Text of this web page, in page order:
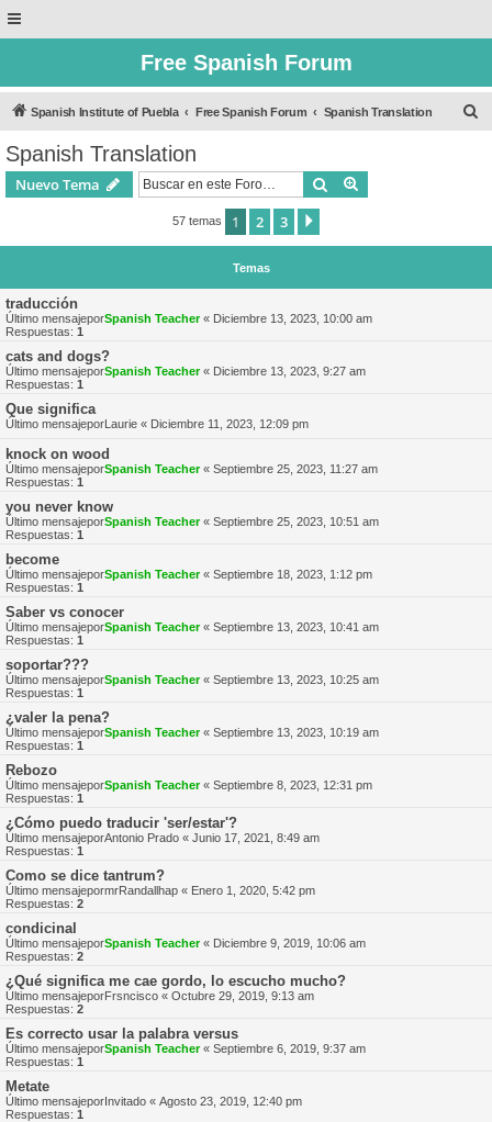
Free Spanish Forum
Spanish Institute of Puebla Free Spanish Forum Spanish Translation
Spanish Translation
Nuevo Tema Buscar
57 temas 1 2 3
Temas
traducción
Último mensajeporSpanish Teacher« Diciembre 13, 2023, 10:00 am
Respuestas: 1
cats and dogs?
Último mensajeporSpanish Teacher« Diciembre 13, 2023, 9:27 am
Respuestas: 1
Que significa
Último mensajeporLaurie « Diciembre 11, 2023, 12:09 pm
knock on wood
Último mensajeporSpanish Teacher« Septiembre 25, 2023, 11:27 am
Respuestas: 1
you never know
Último mensajeporSpanish Teacher« Septiembre 25, 2023, 10:51 am
Respuestas: 1
become
Último mensajeporSpanish Teacher« Septiembre 18, 2023, 1:12 pm
Respuestas: 1
Saber vs conocer
Último mensajeporSpanish Teacher« Septiembre 13, 2023, 10:41 am
Respuestas: 1
soportar???
Último mensajeporSpanish Teacher« Septiembre 13, 2023, 10:25 am
Respuestas: 1
¿valer la pena?
Último mensajeporSpanish Teacher« Septiembre 13, 2023, 10:19 am
Respuestas: 1
Rebozo
Último mensajeporSpanish Teacher« Septiembre 8, 2023, 12:31 pm
Respuestas: 1
¿Cómo puedo traducir 'ser/estar'?
Último mensajeporAntonio Prado « Junio 17, 2021, 8:49 am
Respuestas: 1
Como se dice tantrum?
Último mensajepormrRandallhap « Enero 1, 2020, 5:42 pm
Respuestas: 2
condicinal
Último mensajeporSpanish Teacher« Diciembre 9, 2019, 10:06 am
Respuestas: 2
¿Qué significa me cae gordo, lo escucho mucho?
Último mensajeporFrsncisco « Octubre 29, 2019, 9:13 am
Respuestas: 2
Es correcto usar la palabra versus
Último mensajeporSpanish Teacher« Septiembre 6, 2019, 9:37 am
Respuestas: 1
Metate
Último mensajeporInvitado « Agosto 23, 2019, 12:40 pm
Respuestas: 1